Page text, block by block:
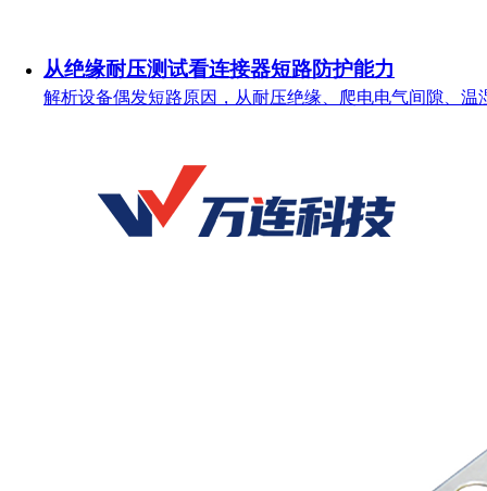
从绝缘耐压测试看连接器短路防护能力
解析设备偶发短路原因，从耐压绝缘、爬电电气间隙、温